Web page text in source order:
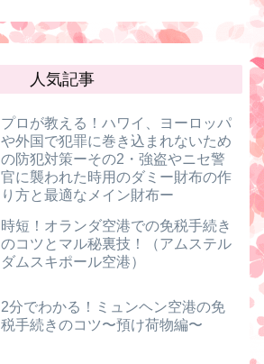
人気記事
プロが教える！ハワイ、ヨーロッパ
や外国で犯罪に巻き込まれないため
の防犯対策ーその2・強盗やニセ警
官に襲われた時用のダミー財布の作
り方と最適なメイン財布ー
時短！オランダ空港での免税手続き
のコツとマル秘裏技！（アムステル
ダムスキポール空港）
2分でわかる！ミュンヘン空港の免
税手続きのコツ〜預け荷物編〜